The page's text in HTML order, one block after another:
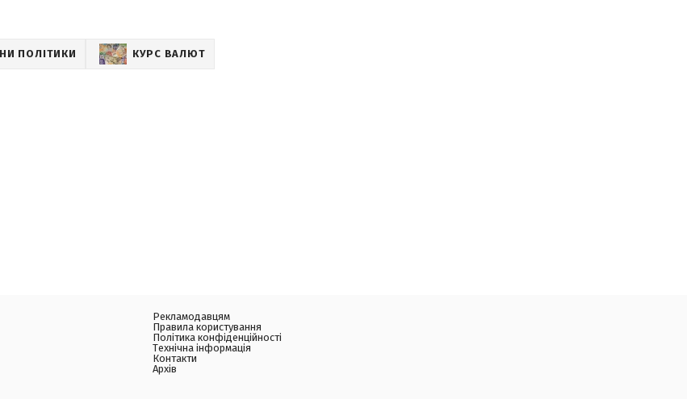
ПОЛІТИКИ КУРС ВАЛЮТ
Рекламодавцям
Правила користування
Політика конфіденційності
Технічна інформація
Контакти
Архів